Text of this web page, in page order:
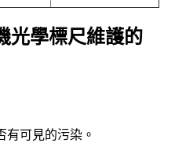
光學標尺維護的
有可見的污染。